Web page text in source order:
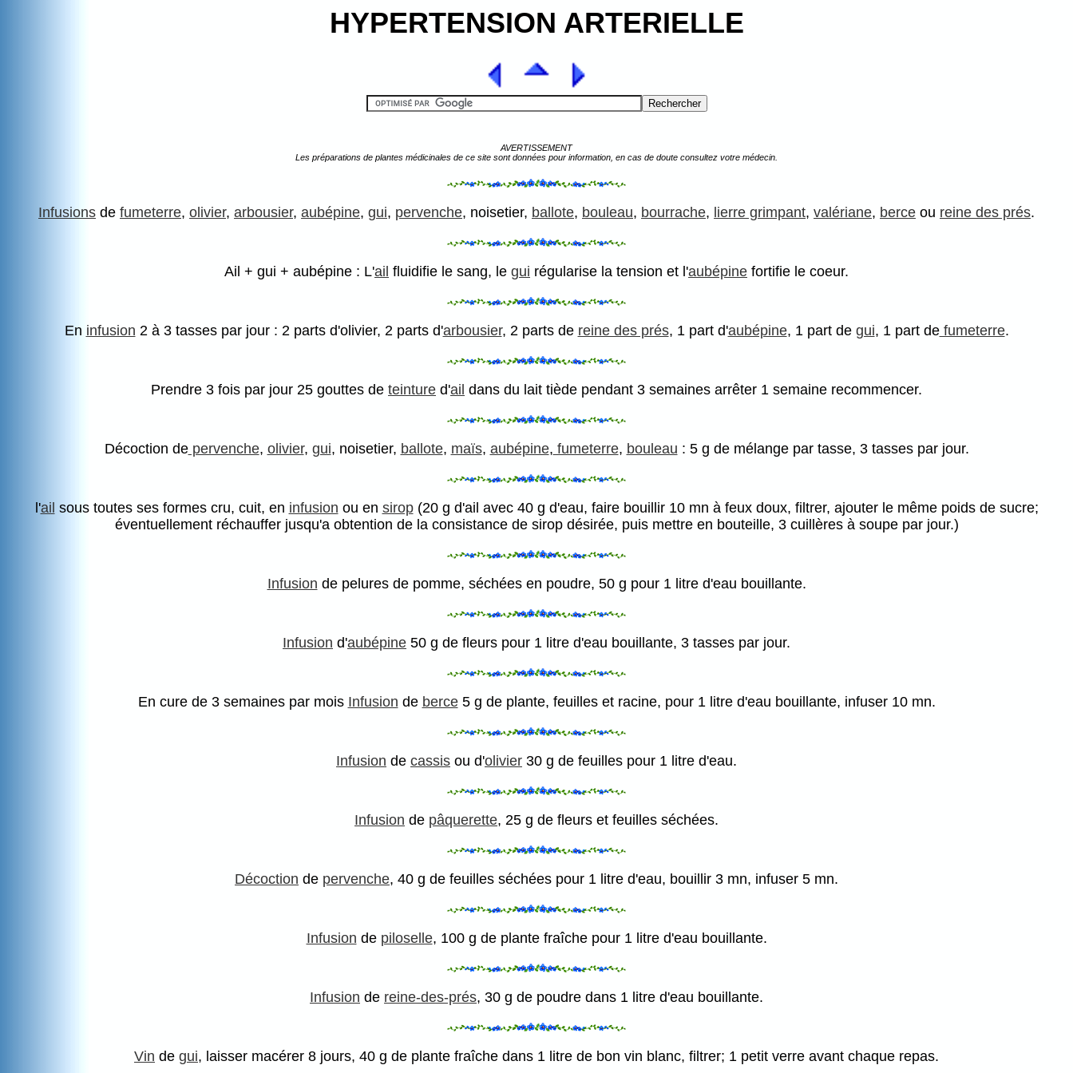
HYPERTENSION ARTERIELLE
AVERTISSEMENT
Les préparations de plantes médicinales de ce site sont données pour information, en cas de doute consultez votre médecin.
Infusions de fumeterre, olivier, arbousier, aubépine, gui, pervenche, noisetier, ballote, bouleau, bourrache, lierre grimpant, valériane, berce ou reine des prés.
Ail + gui + aubépine : L'ail fluidifie le sang, le gui régularise la tension et l'aubépine fortifie le coeur.
En infusion 2 à 3 tasses par jour : 2 parts d'olivier, 2 parts d'arbousier, 2 parts de reine des prés, 1 part d'aubépine, 1 part de gui, 1 part defumeterre.
Prendre 3 fois par jour 25 gouttes de teinture d'ail dans du lait tiède pendant 3 semaines arrêter 1 semaine recommencer.
Décoction depervenche, olivier, gui, noisetier, ballote, maïs, aubépine, fumeterre, bouleau : 5 g de mélange par tasse, 3 tasses par jour.
l'ail sous toutes ses formes cru, cuit, en infusion ou en sirop(20 g d'ail avec 40 g d'eau, faire bouillir 10 mn à feux doux, filtrer, ajouter le même poids de sucre;
éventuellement réchauffer jusqu'a obtention de la consistance de sirop désirée, puis mettre en bouteille, 3 cuillères à soupe par jour.)
Infusion de pelures de pomme, séchées en poudre, 50 g pour 1 litre d'eau bouillante.
Infusion d'aubépine 50 g de fleurs pour 1 litre d'eau bouillante, 3 tasses par jour.
En cure de 3 semaines par mois Infusion de berce5 g de plante, feuilles et racine, pour 1 litre d'eau bouillante, infuser 10 mn.
Infusion de cassis ou d'olivier 30 g de feuilles pour 1 litre d'eau.
Infusion de pâquerette, 25 g de fleurs et feuilles séchées.
Décoction de pervenche, 40 g de feuilles séchées pour 1 litre d'eau, bouillir 3 mn, infuser 5 mn.
Infusion de piloselle, 100 g de plante fraîche pour 1 litre d'eau bouillante.
Infusion de reine-des-prés, 30 g de poudre dans 1 litre d'eau bouillante.
Vin de gui, laisser macérer 8 jours, 40 g de plante fraîche dans 1 litre de bon vin blanc, filtrer; 1 petit verre avant chaque repas.